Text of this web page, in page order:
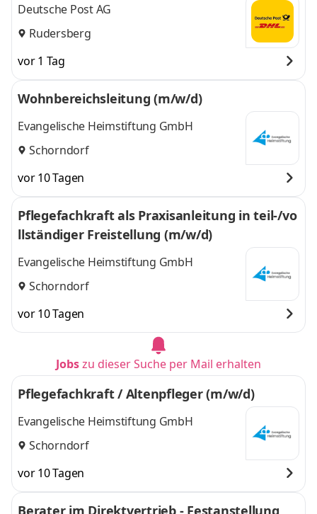
Deutsche Post AG
Rudersberg
vor 1 Tag
Wohnbereichsleitung (m/w/d)
Evangelische Heimstiftung GmbH
Schorndorf
vor 10 Tagen
Pflegefachkraft als Praxisanleitung in teil-/vo
llständiger Freistellung (m/w/d)
Evangelische Heimstiftung GmbH
Schorndorf
vor 10 Tagen
Jobszu dieser Suche per Mail erhalten
Pflegefachkraft / Altenpfleger (m/w/d)
Evangelische Heimstiftung GmbH
Schorndorf
vor 10 Tagen
Berater im Direktvertrieb - Festanstellung